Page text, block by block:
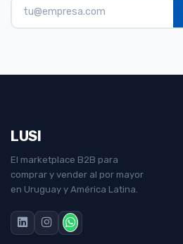
LUSI
El marketplace B2B para
comprar y vender al por mayor
en Uruguay y América Latina.